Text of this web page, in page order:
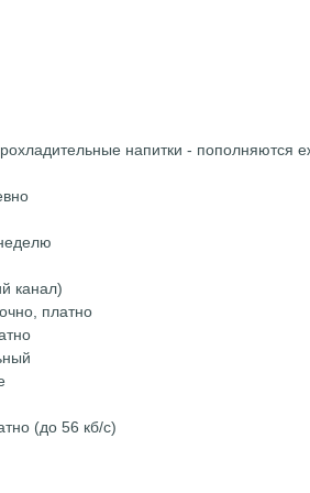
напитки - пополняются
канал)
платно
(до 56 кб/с)